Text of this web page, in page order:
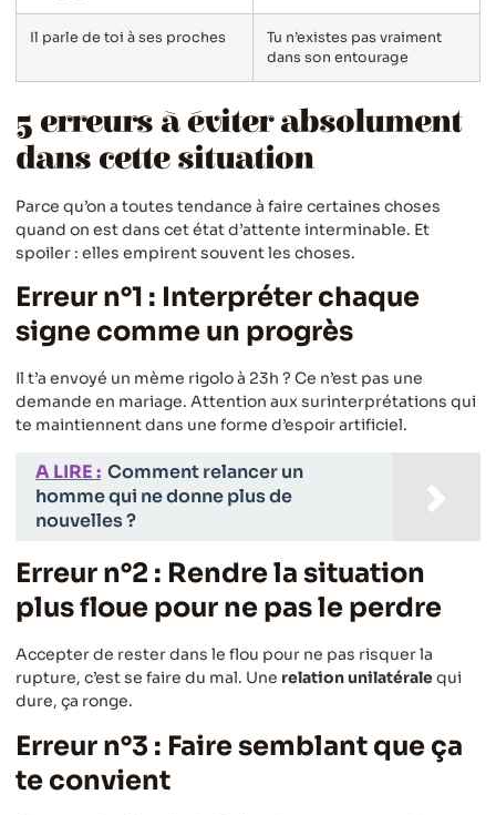
Il parle de toi à ses proches
Tu n’existes pas vraiment
dans son entourage
5 erreurs à éviter absolument
dans cette situation
Parce qu’on a toutes tendance à faire certaines choses
quand on est dans cet état d’attente interminable. Et
spoiler : elles empirent souvent les choses.
Erreur n°1 : Interpréter chaque
signe comme un progrès
Il t’a envoyé un mème rigolo à 23h ? Ce n’est pas une
demande en mariage. Attention aux surinterprétations qui
te maintiennent dans une forme d’espoir artificiel.
A LIRE : Comment relancer un
homme qui ne donne plus de
nouvelles ?
Erreur n°2 : Rendre la situation
plus floue pour ne pas le perdre
Accepter de rester dans le flou pour ne pas risquer la
rupture, c’est se faire du mal. Une relation unilatéralequi
dure, ça ronge.
Erreur n°3 : Faire semblant que ça
te convient